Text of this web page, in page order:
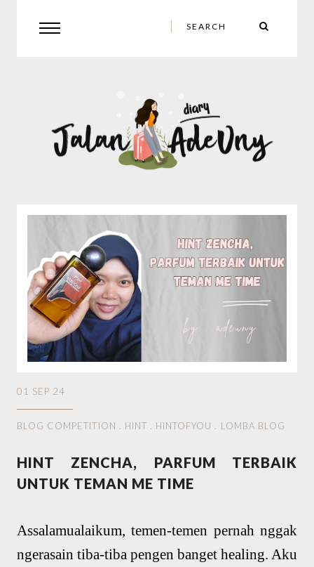
01 SEP 24
BLOG COMPETITION HINT HINTOFYOU LOMBA BLOG
HINT ZENCHA, PARFUM TERBAIK
UNTUK TEMAN ME TIME
Assalamualaikum, temen-temen pernah nggak
ngerasain tiba-tiba pengen banget healing. Aku